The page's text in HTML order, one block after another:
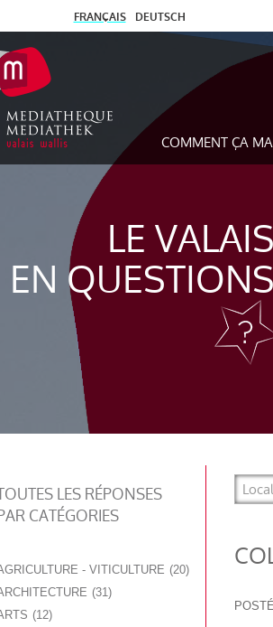
FRANÇAIS DEUTSCH
COMMENT ÇA
LE VALAIS
EN QUESTIONS
LES RÉPONSES
CATÉGORIES
- VITICULTURE
20
31
12